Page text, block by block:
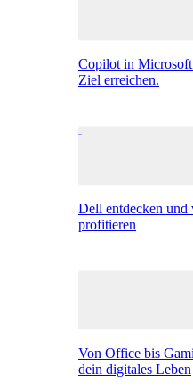
Copilot in Microsoft
Ziel erreichen.
Dell entdecken und
profitieren
Von Office bis
dein digitales Leben